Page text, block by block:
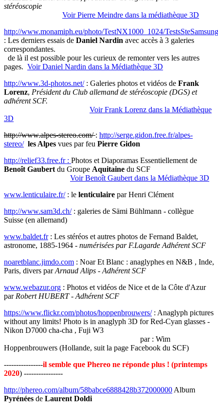
stéréoscopie
Voir Pierre Meindre dans la médiathèque 3D
http://www.monamiph.eu/photo/TestNX1000_1024/
: Les derniers essais de Daniel Nardin avec accès à 3 galeries
correspondantes.
de là il est possible pour les curieux de remonter vers les autres
pages. Voir Daniel Nardin dans la Médiathèque 3D
http://www.3d-photos.net/: Galeries photos et vidéos de Frank
Lorenz, Président du Club allemand de stéréoscopie (DGS) et
adhérent SCF.
Voir Frank Lorenz dans la Médiathèque
3D
http://www.alpes-stereo.com/: http://serge.gidon.free.fr/alpes-
stereo/ les Alpes vues par feu Pierre Gidon
http://relief33.free.fr : Photos et Diaporamas Essentiellement de
Benoît Gaubert du Groupe Aquitaine du SCF
Voir Benoît Gaubert dans la Médiathèque 3D
www.lenticulaire.fr/: le lenticulaire par Henri Clément
http://www.sam3d.ch/: galeries de Sämi Bühlmann - collègue
Suisse (en allemand)
www.baldet.fr: Les stéréos et autres photos de Fernand Baldet,
astronome, 1885-1964 - numérisées par F.Lagarde Adhérent SCF
noaretblanc.jimdo.com : Noar Et Blanc : anaglyphes en N&B , Inde,
Paris, divers parArnaud Alips - Adhérent SCF
www.webazur.org : Photos et vidéos de Nice et de la Côte d'Azur
par Robert HUBERT- Adhérent SCF
https://www.flickr.com/photos/hoppenbrouwers/: Anaglyph pictures
without any limits! Photo is in anaglyph 3D for Red-Cyan glasses -
Nikon D7000 cha-cha , Fuji W3
par : Wim
Hoppenbrouwers (Hollande, suit la page Facebook du SCF)
----------------il semble que Phereo ne réponde plus ! (printemps
2020) ----------------
http://phereo.com/album/58babce6888428b372000000 Album
Pyrénées de Laurent Doldi